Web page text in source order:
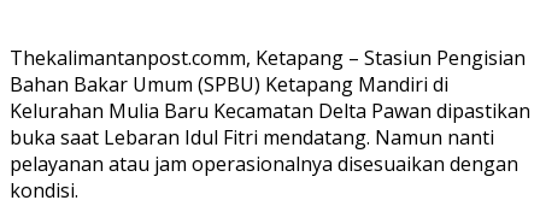
Thekalimantanpost.comm, Ketapang – Stasiun Pengisian
Bahan Bakar Umum (SPBU) Ketapang Mandiri di
Kelurahan Mulia Baru Kecamatan Delta Pawan dipastikan
buka saat Lebaran Idul Fitri mendatang. Namun nanti
pelayanan atau jam operasionalnya disesuaikan dengan
kondisi.